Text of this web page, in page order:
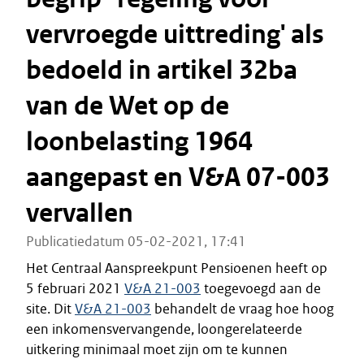
vervroegde uittreding' als
bedoeld in artikel 32ba
van de Wet op de
loonbelasting 1964
aangepast en V&A 07-003
vervallen
Publicatiedatum 05-02-2021, 17:41
Het Centraal Aanspreekpunt Pensioenen heeft op
5 februari 2021 V&A 21-003 toegevoegd aan de
site. DitV&A 21-003 behandelt de vraag hoe hoog
een inkomensvervangende, loongerelateerde
uitkering minimaal moet zijn om te kunnen